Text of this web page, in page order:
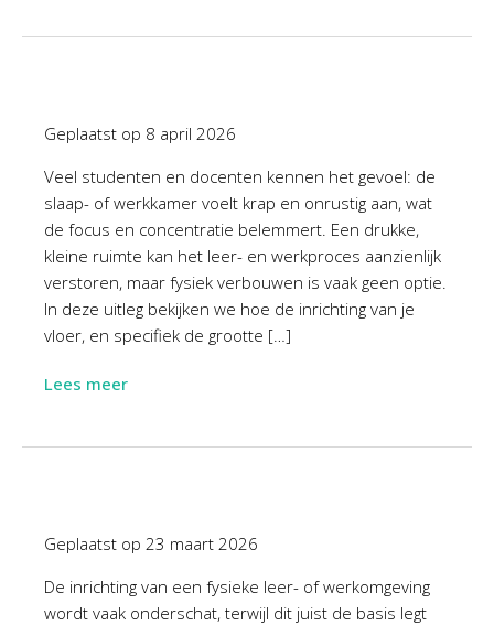
Geplaatst op 8 april 2026
Veel studenten en docenten kennen het gevoel: de
slaap- of werkkamer voelt krap en onrustig aan, wat
de focus en concentratie belemmert. Een drukke,
kleine ruimte kan het leer- en werkproces aanzienlijk
verstoren, maar fysiek verbouwen is vaak geen optie.
In deze uitleg bekijken we hoe de inrichting van je
vloer, en specifiek de grootte […]
Lees meer
Geplaatst op 23 maart 2026
De inrichting van een fysieke leer- of werkomgeving
wordt vaak onderschat, terwijl dit juist de basis legt